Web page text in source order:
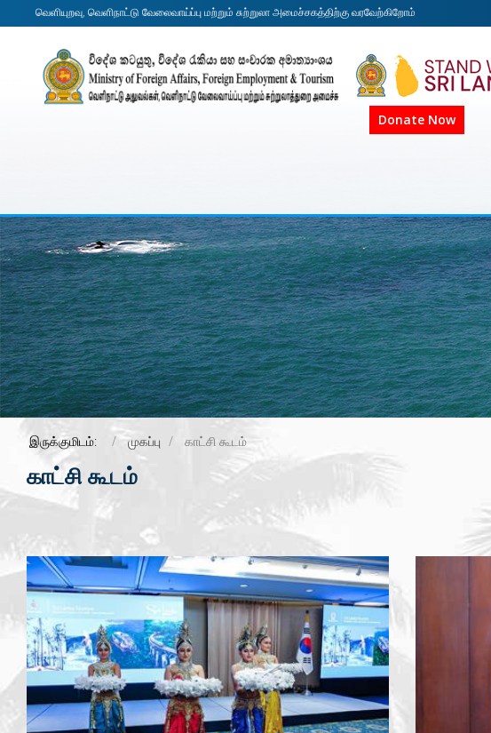
வெளியுறவு, வெளிநாட்டு வேலைவாய்ப்பு மற்றும் சுற்றுலா அமைச்சகத்திற்கு வரவேற்கிறோம்
Donate Now
இருக்குமிடம்: முகப்பு காட்சி கூடம்
காட்சி கூடம்